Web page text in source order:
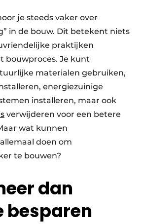
je steeds vaker over
in de bouw. Dit betekent niets
praktijken
bouwproces. Je kunt
materialen gebruiken,
energiezuinige
installeren, maar ook
verwijderen voor een betere
wat kunnen
doen om
te bouwen?
dan
besparen